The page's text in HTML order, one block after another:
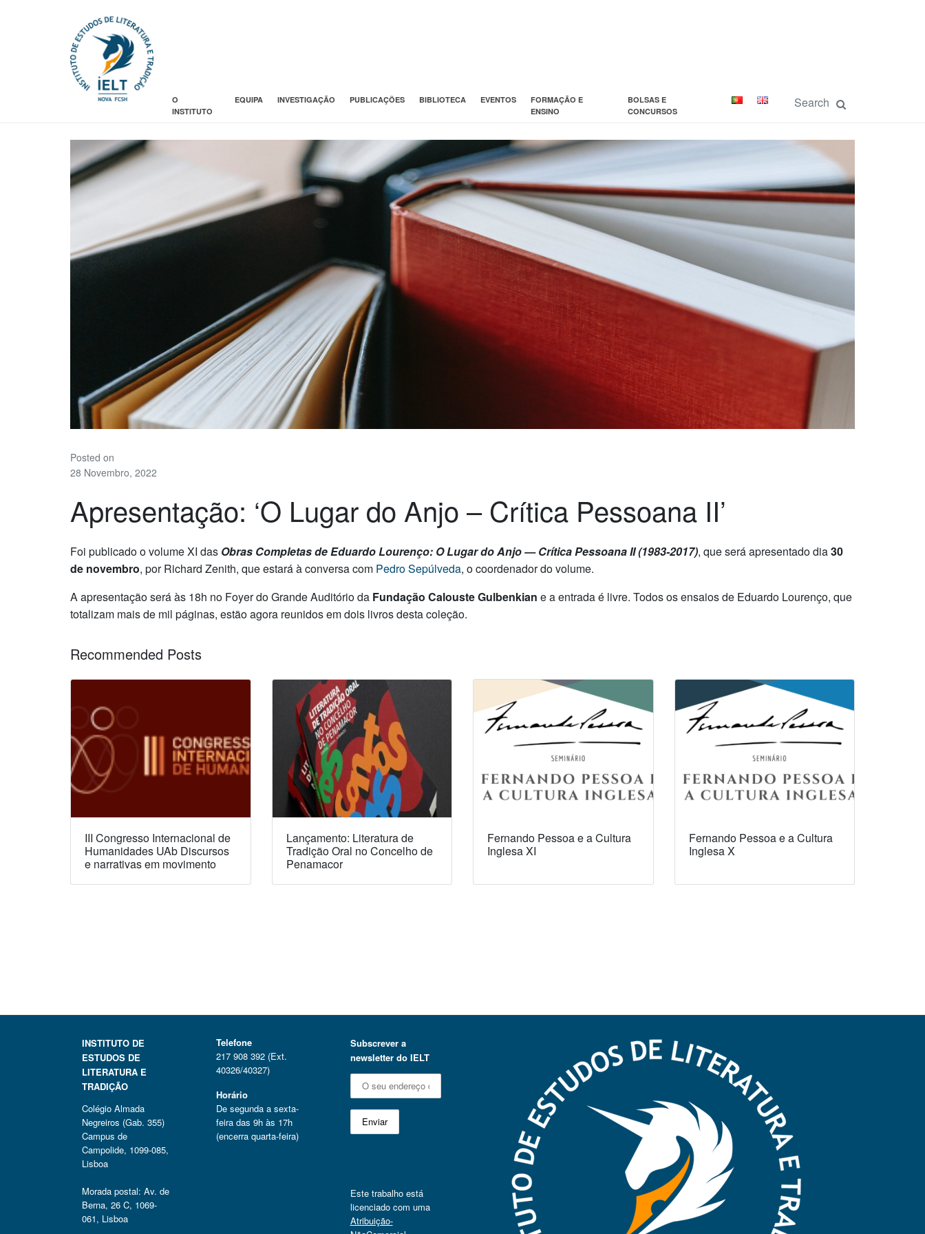
O
INSTITUTO
EQUIPA INVESTIGAÇÃO PUBLICAÇÕES BIBLIOTECA EVENTOS
FORMAÇÃO E
ENSINO
BOLSAS E
CONCURSOS
Posted on
28 Novembro, 2022
Apresentação: ‘O Lugar do Anjo – Crítica Pessoana II’
Foi publicado o volume XI das Obras Completas de Eduardo Lourenço: O Lugar do Anjo — Crítica Pessoana II (1983-2017), que será apresentado dia30
de novembro, por Richard Zenith, que estará à conversa com Pedro Sepúlveda, o coordenador do volume.
A apresentação será às 18h no Foyer do Grande Auditório da Fundação Calouste Gulbenkian e a entrada é livre. Todos os ensaios de Eduardo Lourenço, que
totalizam mais de mil páginas, estão agora reunidos em dois livros desta coleção.
Recommended Posts
III Congresso Internacional de
Humanidades UAb Discursos
e narrativas em movimento
Lançamento: Literatura de
Tradição Oral no Concelho de
Penamacor
Fernando Pessoa e a Cultura
Inglesa XI
Fernando Pessoa e a Cultura
Inglesa X
INSTITUTO DE
ESTUDOS DE
LITERATURA E
TRADIÇÃO
Colégio Almada
Negreiros (Gab. 355)
Campus de
Campolide, 1099-085,
Lisboa
Morada postal: Av. de
Berna, 26 C, 1069-
061, Lisboa
Telefone
217 908 392 (Ext.
40326/40327)
Horário
De segunda a sexta-
feira das 9h às 17h
(encerra quarta-feira)
Subscrever a
newsletter do IELT
Este trabalho está
licenciado com uma
Atribuição-